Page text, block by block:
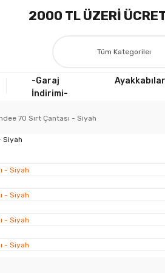
2000 TL ÜZERİ
-Garaj
İndirimi-
Ayakkabılar
70 Sırt Çantası - Siyah